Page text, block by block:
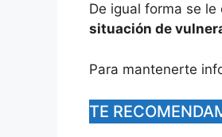
De igual forma se le
situación de
Para mantenerte
TE